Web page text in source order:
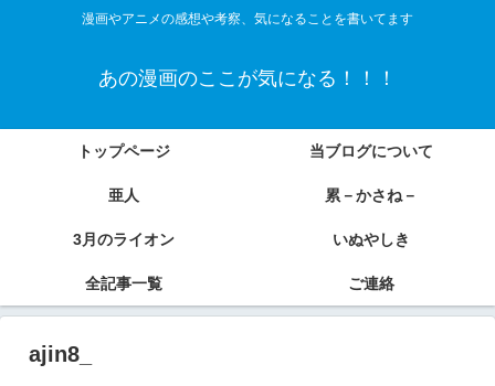
漫画やアニメの感想や考察、気になることを書いてます
あの漫画のここが気になる！！！
トップページ 当ブログについて
亜人 累－かさね－
3月のライオン いぬやしき
全記事一覧 ご連絡
ajin8_